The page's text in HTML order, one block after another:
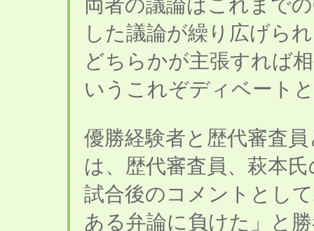
した議論が繰り広げら
どちらかが主張すれば
いうこれぞディベート
優勝経験者と歴代審査
は、歴代審査員、萩本
試合後のコメントとし
ある弁論に負けた」と